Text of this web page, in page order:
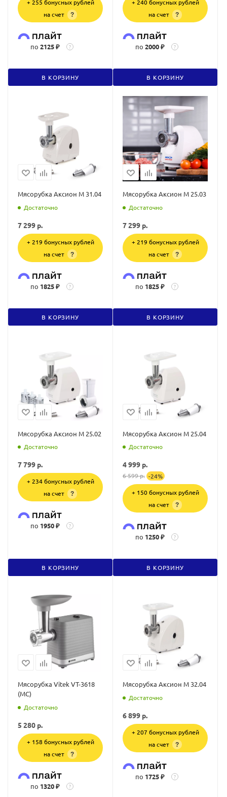
+ 255 бонусных рублей
на счет
?
по 2125 ₽ ?
В КОРЗИНУ
+ 240 бонусных рублей
на счет
?
по 2000 ₽ ?
В КОРЗИНУ
Мясорубка Аксион М 31.04
Достаточно
7 299 р.
+ 219 бонусных рублей
на счет
?
по 1825 ₽ ?
В КОРЗИНУ
Мясорубка Аксион М 25.03
Достаточно
7 299 р.
+ 219 бонусных рублей
на счет
?
по 1825 ₽ ?
В КОРЗИНУ
Мясорубка Аксион М 25.02
Достаточно
7 799 р.
+ 234 бонусных рублей
на счет
?
по 1950 ₽ ?
В КОРЗИНУ
Мясорубка Аксион М 25.04
Достаточно
4 999 р.
6 599р. -24%
+ 150 бонусных рублей
на счет
?
по 1250 ₽ ?
В КОРЗИНУ
Мясорубка Vitek VT-3618
(MC)
Достаточно
5 280 р.
+ 158 бонусных рублей
на счет
?
по 1320 ₽ ?
Мясорубка Аксион М 32.04
Достаточно
6 899 р.
+ 207 бонусных рублей
на счет
?
по 1725 ₽ ?